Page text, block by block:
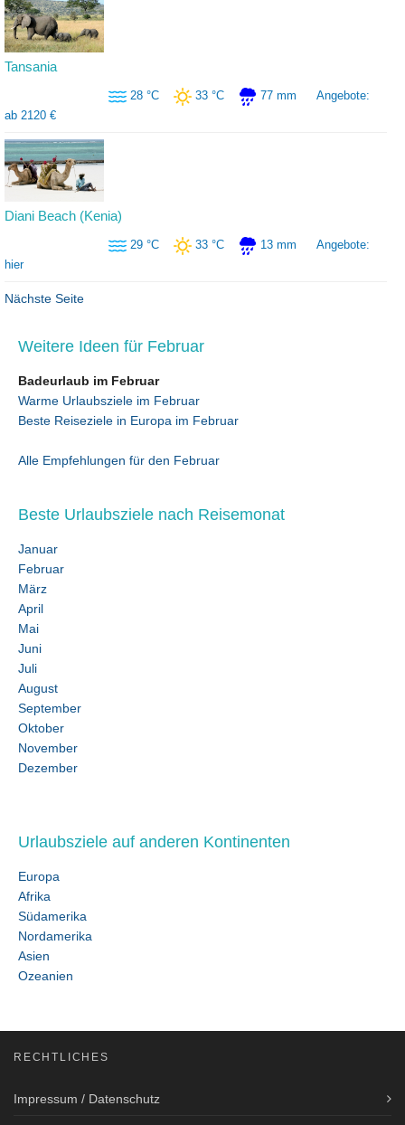
Tansania
28 °C 33 °C 77 mm
Angebote:
ab 2120 €
Diani Beach (Kenia)
29 °C 33 °C 13 mm
Angebote:
hier
Nächste Seite
Weitere Ideen für Februar
Badeurlaub im Februar
Warme Urlaubsziele im Februar
Beste Reiseziele in Europa im Februar
Alle Empfehlungen für den Februar
Beste Urlaubsziele nach Reisemonat
Januar
Februar
März
April
Mai
Juni
Juli
August
September
Oktober
November
Dezember
Urlaubsziele auf anderen Kontinenten
Europa
Afrika
Südamerika
Nordamerika
Asien
Ozeanien
RECHTLICHES
Impressum / Datenschutz